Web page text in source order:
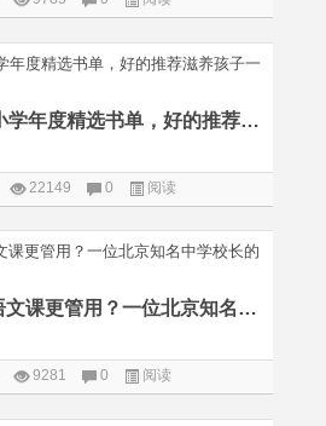
12份全球顶级中小学年度精选书单，好的推荐滋养孩子一生
22149 0 阅读
为什么阅读比上语文课更管用？一位北京知名中学校长的呼吁
9281 0 阅读